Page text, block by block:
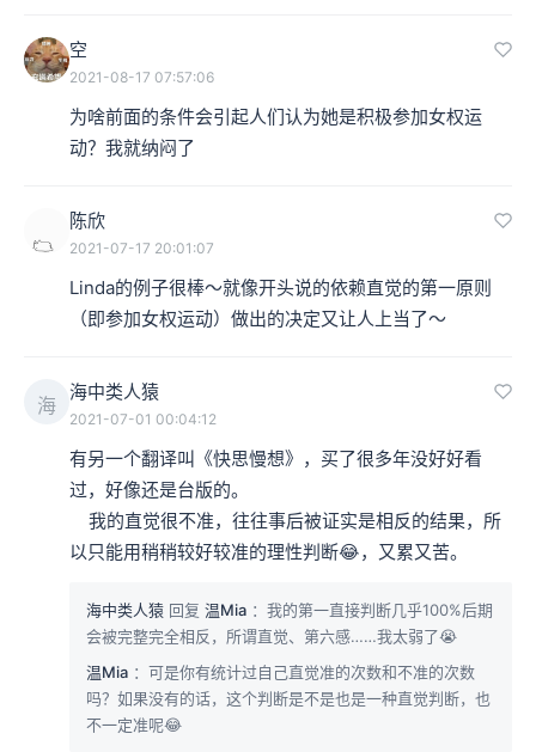
空
2021-08-17 07:57:06
为啥前面的条件会引起人们认为她是积极参加女权运
动？我就纳闷了
陈欣
2021-07-17 20:01:07
Linda的例子很棒～就像开头说的依赖直觉的第一原则
（即参加女权运动）做出的决定又让人上当了～
海
海中类人猿
2021-07-01 00:04:12
有另一个翻译叫《快思慢想》，买了很多年没好好看
过，好像还是台版的。
以只能用稍稍较好较准的理性判断😂，又累又苦。
海中类人猿 回复 温Mia ：我的第一直接判断几乎100%后期
会被完整完全相反，所谓直觉、第六感……我太弱了😭
温Mia ：可是你有统计过自己直觉准的次数和不准的次数
吗？如果没有的话，这个判断是不是也是一种直觉判断，也
不一定准呢😂